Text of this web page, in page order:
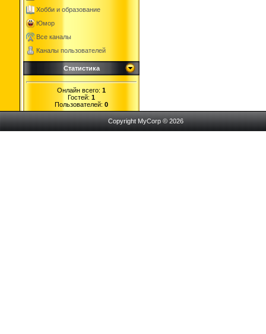
Хобби и образование
Юмор
Все каналы
Каналы пользователей
Статистика
Онлайн всего: 1
Гостей: 1
Пользователей: 0
Copyright MyCorp © 2026